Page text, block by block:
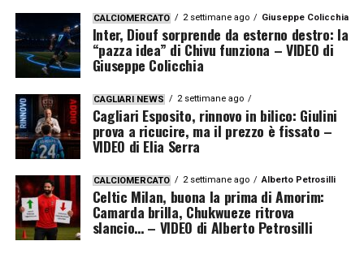
CALCIOMERCATO 2 settimane ago Giuseppe Colicchia
Inter, Diouf sorprende da esterno destro: la
“pazza idea” di Chivu funziona – VIDEO di
Giuseppe Colicchia
CAGLIARI NEWS 2 settimane ago
Cagliari Esposito, rinnovo in bilico: Giulini
prova a ricucire, ma il prezzo è fissato –
VIDEO di Elia Serra
CALCIOMERCATO 2 settimane ago Alberto Petrosilli
Celtic Milan, buona la prima di Amorim:
Camarda brilla, Chukwueze ritrova
slancio… – VIDEO di Alberto Petrosilli